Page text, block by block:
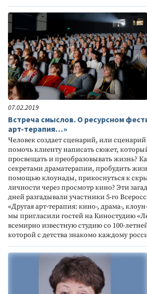
07.02.2019
Встреча смыслов. О ресурсном
арт-терапия…»
Человек создает сценарий, или
помочь клиенту написать сюжет,
просвещать и преобразовывать жизнь?
секретами драматерапии, пробудить
помощью клоунады, прикоснуться к
личности через просмотр кино? Эти
дней разгадывали участники 5-го
«Другая арт-терапия: кино-, драма-,
мы пригласили гостей на Киностудию
всемирно известную студию со 100-
которой с детства знакомо каждому